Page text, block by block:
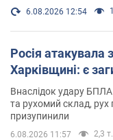
6.08.2026 12:54
Росія атакувала
Харківщині: є
Внаслідок удару
та рухомий склад, рух
призупинили
6.08.2026 11:57 2,3 т.